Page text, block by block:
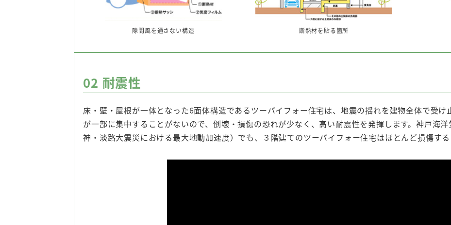
隙間風を通さない構造 断熱材を貼る箇所
02 耐震性
床・壁・屋根が一体となった6面体構造であるツーバイフォー住宅は、地震の揺れを建物全体で受け
が一部に集中することがないので、倒壊・損傷の恐れが少なく、高い耐震性を発揮します。神戸海
神・淡路大震災における最大地動加速度）でも、３階建てのツーバイフォー住宅はほとんど損傷する